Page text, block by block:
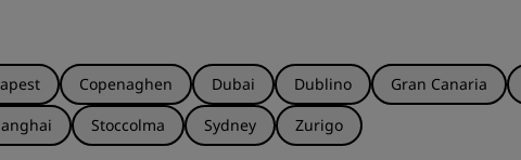
Copenaghen Dubai Dublino Gran Canaria
Stoccolma Sydney Zurigo